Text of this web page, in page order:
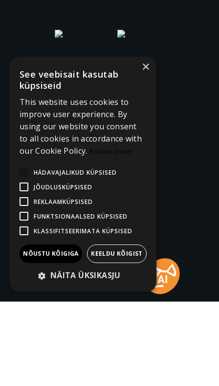
×
See veebisait kasutab
küpsiseid
This website uses cookies to
improve user experience. By
using our website you consent
to all cookies in accordance with
our Cookie Policy. Rohkem teavet
HÄDAVAJALIKUD KÜPSISED
JÕUDLUSKÜPSISED
REKLAAMKÜPSISED
FUNKTSIONAALSED KÜPSISED
KLASSIFITSEERIMATA KÜPSISED
NÕUSTU KÕIGIGA KEELDU KÕIGIST
NÄITA ÜKSIKASJU